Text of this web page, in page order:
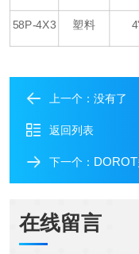
58P-4X3 塑料
上一个：没有了
返回列表
下一个：
在线留言